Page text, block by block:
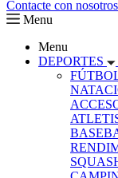
Contacte con nosotros
Menu
Menu
DEPORTES